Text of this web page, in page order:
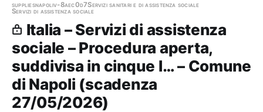
suppliesnapoliv-8aec0d7Servizi sanitari e di assistenza sociale
Servizi di assistenza sociale
Italia – Servizi di assistenza
sociale – Procedura aperta,
suddivisa in cinque l… – Comune
di Napoli (scadenza
27/05/2026)